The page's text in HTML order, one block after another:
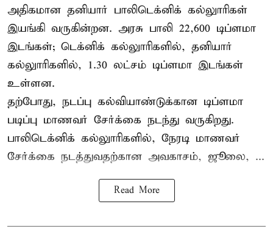
அதிகமான தனியார் பாலிடெக்னிக் கல்லுாரிகள்
இயங்கி வருகின்றன. அரசு பாலி 22,600 டிப்ளமா
இடங்கள்; டெக்னிக் கல்லுாரிகளில், தனியார்
கல்லுாரிகளில், 1.30 லட்சம் டிப்ளமா இடங்கள்
உள்ளன.
தற்போது, நடப்பு கல்வியாண்டுக்கான டிப்ளமா
படிப்பு மாணவர் சேர்க்கை நடந்து வருகிறது.
பாலிடெக்னிக் கல்லுாரிகளில், நேரடி மாணவர்
சேர்க்கை நடத்துவதற்கான அவகாசம், ஜூலை, ...
Read More